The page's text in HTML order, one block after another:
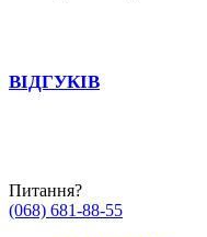
ВІДГУКІВ
Питання?
(068) 681-88-55